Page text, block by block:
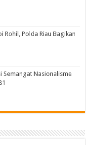
Rohil, Polda Riau Bagikan
Semangat Nasionalisme